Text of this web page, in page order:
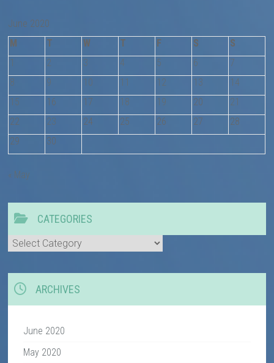
June 2020
M
T W T F S
S
1
2 3 4 5 6
7
8
9 10 11 12 13
14
15
16 17 18 19 20
21
22
23 24 25 26 27
28
29
30
« May
CATEGORIES
Categories
ARCHIVES
June 2020
May 2020